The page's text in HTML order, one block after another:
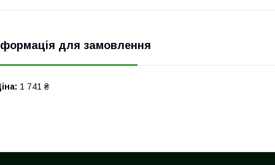
для замовлення
1 741 ₴